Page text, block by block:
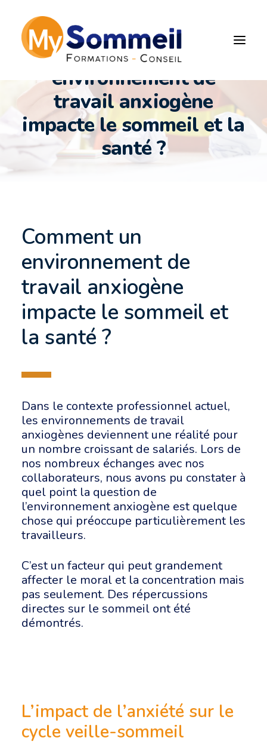
Comment un
environnement de
travail anxiogène
impacte le sommeil et la
santé ?
Comment un
environnement de
travail anxiogène
impacte le sommeil et
la santé ?
Dans le contexte professionnel actuel,
les environnements de travail
anxiogènes deviennent une réalité pour
un nombre croissant de salariés. Lors de
nos nombreux échanges avec nos
collaborateurs, nous avons pu constater à
quel point la question de
l’environnement anxiogène est quelque
chose qui préoccupe particulièrement les
travailleurs.
C’est un facteur qui peut grandement
affecter le moral et la concentration mais
pas seulement. Des répercussions
directes sur le sommeil ont été
démontrés.
L’impact de l’anxiété sur le
cycle veille-sommeil